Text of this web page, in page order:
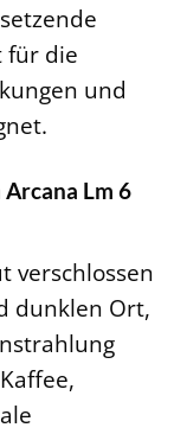
für die
und
Lm 6
verschlossen
dunklen Ort,